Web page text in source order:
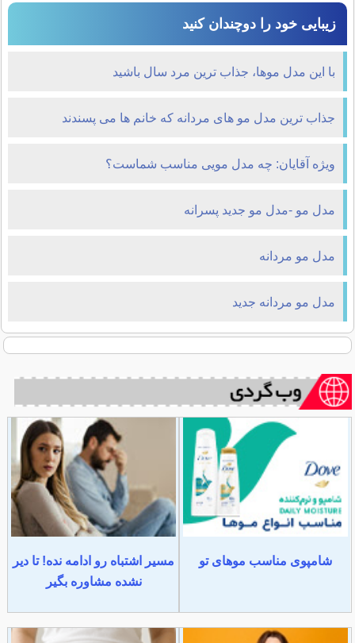
زیبایی خود را دوچندان کنید
با این مدل موها، جذاب ترین مرد سال باشید
جذاب ترین مدل مو های مردانه که خانم ها می پسندند
ویژه آقایان: چه مدل مویی مناسب شماست؟
مدل مو -مدل مو جدید پسرانه
مدل مو مردانه
مدل مو مردانه جدید
شامپوی مناسب موهای تو
مسیر اشتباه رو ادامه نده! تا دیر
نشده مشاوره بگیر